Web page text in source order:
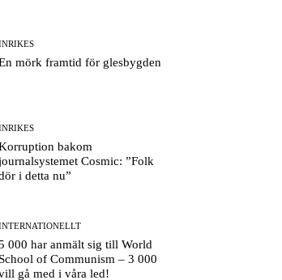
mörk framtid för glesbygden
bakom
Cosmic: ”Folk
i detta nu”
000 har anmält sig till World
School of Communism – 3 000
gå med i våra led!